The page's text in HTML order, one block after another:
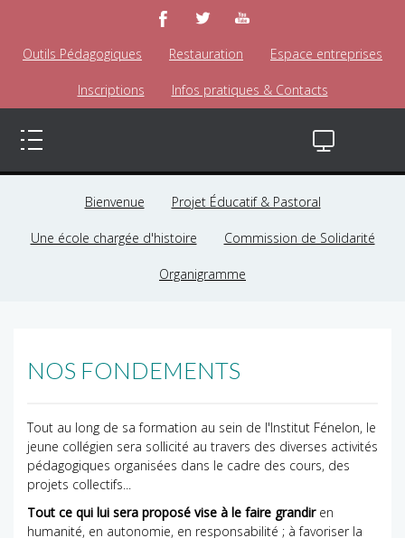
Outils Pédagogiques Restauration Espace entreprises
Inscriptions Infos pratiques & Contacts
Bienvenue Projet Éducatif & Pastoral
Une école chargée d'histoire Commission de Solidarité
Organigramme
NOS FONDEMENTS
Tout au long de sa formation au sein de l'Institut Fénelon, le
jeune collégien sera sollicité au travers des diverses activités
pédagogiques organisées dans le cadre des cours, des
projets collectifs...
Tout ce qui lui sera proposé vise à le faire grandir en
humanité, en autonomie, en responsabilité ; à favoriser la